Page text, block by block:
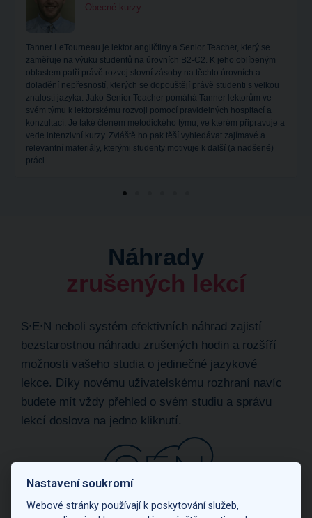
Obecné kurzy
Tanner LeTourneau je lektor angličtiny a Senior Teacher, který se
zaměřuje na výuku studentů na úrovních B2-C2. K jeho oblíbeným
oblastem patří právě rozvoj slovní zásoby na těchto úrovních a
doladění nepřesností, kterých se dopouštějí právě studenti s velkou
znalostí jazyka. Jako Senior Teacher pomáhá Tanner lektorům ve
svém týmu k lektorskému rozvoji pomocí pravidelných hospitací a
konzultací. Je také členem metodického týmu, ve kterém připravuje a
vede intenzivní kurzy. Zvláště ho pak těší vyhledávat zajímavé a
relevantní materiály, kterými studenty motivuje k další (a nadšené)
práci.
Náhrady
zrušených lekcí
S∙E∙N neboli systém efektivních náhrad zajistí
bezstarostnou náhradu zrušených hodin a rozšíří
možnosti vašeho studia o jedinečné jazykové
lekce. Díky novému uživatelskému rozhraní navíc
budete mít vždy přehled o svém studiu a správu
lekcí doslova na jedno kliknutí.
Nastavení soukromí
Webové stránky používají k poskytování služeb,